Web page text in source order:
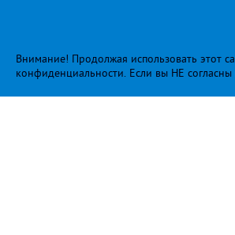
Внимание! Продолжая использовать этот
конфиденциальности. Если вы НЕ согласны